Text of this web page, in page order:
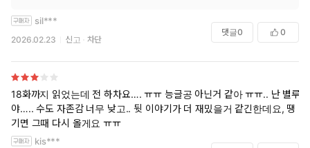
sil***
2026.02.23 신고 차단
댓글0 0
18화까지 읽었는데 전 하차요…. ㅠㅠ 능글공 아닌거 같아 ㅠㅠ.. 난 별루
야….. 수도 자존감 너무 낮고.. 뒷 이야기가 더 재밌을거 같긴한데요, 땡
기면 그때 다시 올게요 ㅠㅠ
kis***